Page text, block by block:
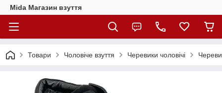
Mida Магазин взуття
Товари Чоловіче взуття Черевики чоловічі